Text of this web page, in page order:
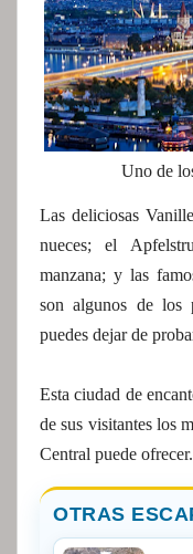
Uno de
Las deliciosas
nueces; el
manzana; y las
son algunos de los
puedes dejar de
Esta ciudad de
de sus visitantes los
Central puede ofrecer.
OTRAS